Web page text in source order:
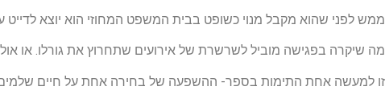
ממש לפני שהוא מקבל מנוי כשופט בבית המשפט המחוזי הוא יוצא
מה שיקרה בפגישה מוביל לשרשרת של אירועים שתחרוץ את גורלו. או
זו למעשה אחת התימות בספר- ההשפעה של בחירה אחת על חיים שלמים,